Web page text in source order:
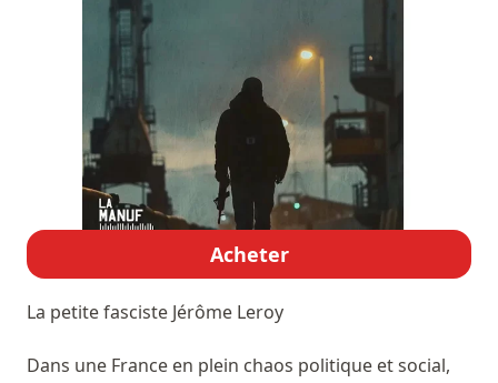
Acheter
La petite fasciste Jérôme Leroy
Dans une France en plein chaos politique et social,